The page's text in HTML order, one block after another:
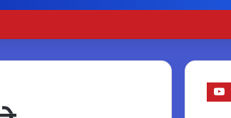
करोड़ के पार पहुंची कमाई…